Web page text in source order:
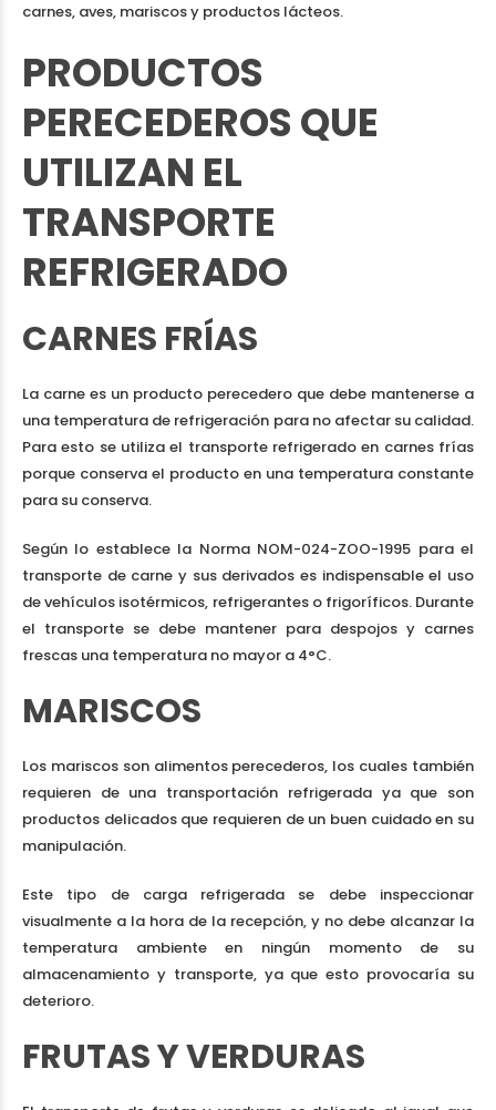
carnes, aves, mariscos y productos lácteos.
PRODUCTOS
PERECEDEROS QUE
UTILIZAN EL
TRANSPORTE
REFRIGERADO
CARNES FRÍAS
La carne es un producto perecedero que debe mantenerse a
una temperatura de refrigeración para no afectar su calidad.
Para esto se utiliza el transporte refrigerado en carnes frías
porque conserva el producto en una temperatura constante
para su conserva.
Según lo establece la Norma NOM-024-ZOO-1995 para el
transporte de carne y sus derivados es indispensable el uso
de vehículos isotérmicos, refrigerantes o frigoríficos. Durante
el transporte se debe mantener para despojos y carnes
frescas una temperatura no mayor a 4°C.
MARISCOS
Los mariscos son alimentos perecederos, los cuales también
requieren de una transportación refrigerada ya que son
productos delicados que requieren de un buen cuidado en su
manipulación.
Este tipo de carga refrigerada se debe inspeccionar
visualmente a la hora de la recepción, y no debe alcanzar la
temperatura ambiente en ningún momento de su
almacenamiento y transporte, ya que esto provocaría su
deterioro.
FRUTAS Y VERDURAS